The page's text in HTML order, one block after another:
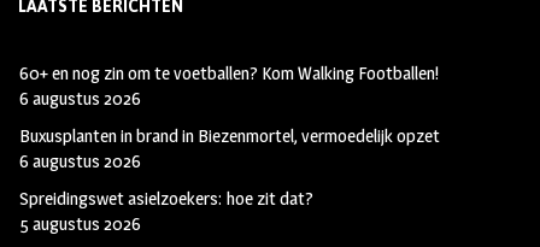
60+ en nog zin om te voetballen? Kom Walking Footballen!
6 augustus 2026
Buxusplanten in brand in Biezenmortel, vermoedelijk opzet
6 augustus 2026
Spreidingswet asielzoekers: hoe zit dat?
5 augustus 2026